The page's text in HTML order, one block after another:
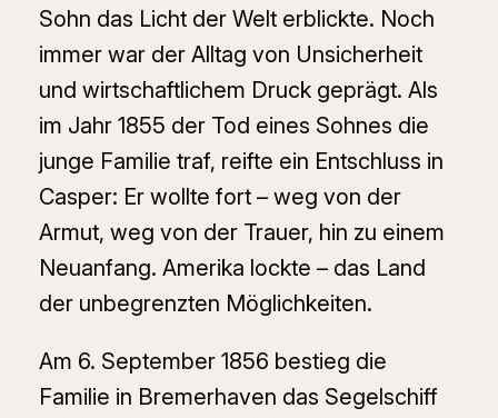
Sohn das Licht der Welt erblickte. Noch
immer war der Alltag von Unsicherheit
und wirtschaftlichem Druck geprägt. Als
im Jahr 1855 der Tod eines Sohnes die
junge Familie traf, reifte ein Entschluss in
Casper: Er wollte fort – weg von der
Armut, weg von der Trauer, hin zu einem
Neuanfang. Amerika lockte – das Land
der unbegrenzten Möglichkeiten.
Am 6. September 1856 bestieg die
Familie in Bremerhaven das Segelschiff